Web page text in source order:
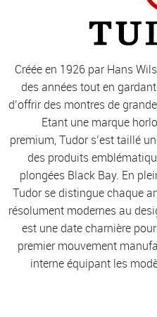
Créée en 1926 par Hans
des années tout en
d’offrir des montres de
Etant une marque
premium, Tudor s’est taillé
des produits
plongées Black Bay. En
Tudor se distingue chaque
résolument modernes au
est une date charnière
premier mouvement
interne équipant les